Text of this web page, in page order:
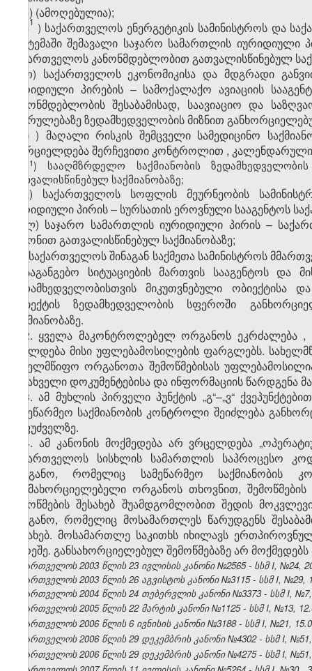
ზ) (ამოღებულია);
ზ1 ) საქართველოს ენერგეტიკის სამინისტროს და
სისტემაში შემავალი საჯარო სამართლის იურიდიული
საქართველოს კანონმდებლობით გათვალისწინებულ
თ) საქართველოს ეკონომიკისა და მდგრადი
იურიდიული პირების – სამოქალაქო ავიაციის
კანონმდებლობის შესაბამისად, საავიაციო და
შესრულებაზე ზედამხედველობის მიზნით
ი) მაღალი რისკის შემცველი სამედიცინო
ხორციელდებაშერჩევითი კონტროლით , კალენდარული
​1) სააღმზრდელო საქმიანობის
გათვალისწინებულ საქმიანობაზე;
კ) საქართველოს სოფლის მეურნეობის
იურიდიული პირის – სურსათის ეროვნული სააგენტოს
ლ) საჯარო სამართლის იურიდიული პირის –
კანონით გათვალისწინებულ საქმიანობაზე;
საქართველოსშინაგან საქმეთა სამინისტროს
საგანგებო სიტუაციების მართვის სააგენტოს და
ზედამხედველობისთვის მიკუთვნებული ობიექტისა და
ობიექტის
ზედამხედველობის სფეროში
საქმიანობაზე.
2. ყველა მაკონტროლებელ ორგანოს ეკრძალება ,
სცილდება მისი უფლებამოსილების ფარგლებს.
სახელმწიფო ორგანოთა შემოწმებისას
ამსახველი დოკუმენტებისა და ინფორმაციის წარდგენა
3. ამ მუხლის პირველი პუნქტის „გ“–„ვ“
სამეწარმეო საქმიანობის კონტროლი შეიძლება
საფუძველზე.
4. ამ კანონის მოქმედება არ ვრცელდება
საქართველოს სისხლის სამართლის საპროცესო
ორგანო, რომელიც სამეწარმეო საქმიანობის
განმახორციელებელი ორგანოს თხოვნით,
შემოწმების შესახებ შუამდგომლობით შედის
ორგანო, რომელიც მოსამართლეს წარუდგენს
შესახებ. მოსამართლე საკითხს იხილავს
გარეშე. განსახორციელებულ შემოწმებაზე არ
საქართველოს 2003 წლის 23 ივლისის კანონი №2565 - სსმ I, №24,
საქართველოს 2003 წლის 26 აგვისტოს კანონი №3115 - სსმ I, №29,
საქართველოს 2004 წლის 24 თებერვლის კანონი №3373 - სსმ I, №7,
საქართველოს 2005 წლის 22 მარტის კანონი №1125 - სსმ I, №13,
საქართველოს 2006 წლის 6 ივნისის კანონი №3188 - სსმ I, №21,
საქართველოს 2006 წლის 29 დეკემბრის კანონი №4302 - სსმ I, №51,
საქართველოს 2006 წლის 29 დეკემბრის კანონი №4275 - სსმ I, №51,